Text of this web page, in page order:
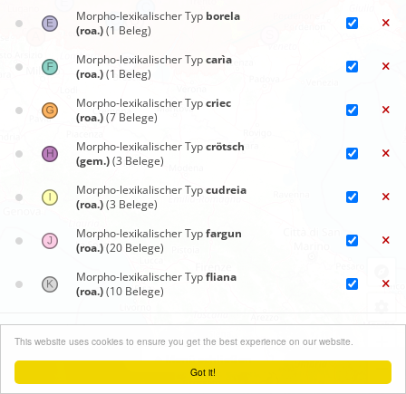
Got it!
This website uses cookies to ensure you get the best experience on our website.
Leaflet| ©OpenStreetMapcontributors
Morpho-lexikalischer Typ borela
(roa.)(1 Beleg)
Morpho-lexikalischer Typcarìa
(roa.)(1 Beleg)
Morpho-lexikalischer Typcriec
(roa.)(7 Belege)
Morpho-lexikalischer Typcrötsch
(gem.)(3 Belege)
Morpho-lexikalischer Typcudreia
(roa.)(3 Belege)
Morpho-lexikalischer Typfargun
(roa.)(20 Belege)
Morpho-lexikalischer Typfliana
(roa.)(10 Belege)
(1 Beleg)
Morpho-lexikalischer Typfluja
Synoptische Karten
Menü schließen